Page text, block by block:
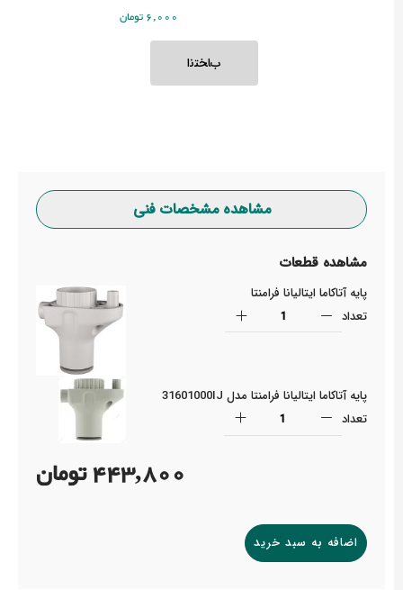
‎6,000 تومان
مشاهده مشخصات فنی
مشاهده قطعات
پایه آتاکاما ایتالیانا فرامنتا
تعداد
پایه آتاکاما ایتالیانا فرامنتا مدل 31601000IJ
تعداد
443,800 تومان
اضافه به سبد خرید